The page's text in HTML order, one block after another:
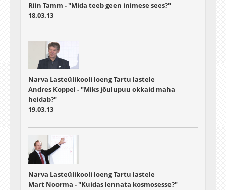
Riin Tamm - "Mida teeb geen inimese sees?"
18.03.13
Narva Lasteülikooli loeng Tartu lastele
Andres Koppel - "Miks jõulupuu okkaid maha
heidab?"
19.03.13
Narva Lasteülikooli loeng Tartu lastele
Mart Noorma - "Kuidas lennata kosmosesse?"